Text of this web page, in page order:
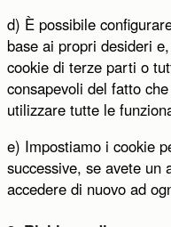
d) È possibile
base ai propri desideri
cookie di terze parti o
consapevoli del fatto
utilizzare tutte le
e) Impostiamo i cookie
successive, se avete un
accedere di nuovo ad